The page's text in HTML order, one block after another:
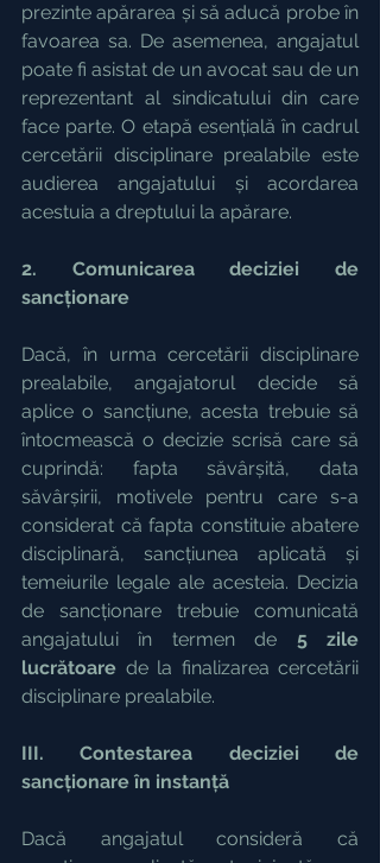
prezinte apărarea și să aducă probe în
favoarea sa. De asemenea, angajatul
poate fi asistat de un avocat sau de un
reprezentant al sindicatului din care
face parte. O etapă esențială în cadrul
cercetării disciplinare prealabile este
audierea angajatului și acordarea
acestuia a dreptului la apărare.
2. Comunicarea deciziei de
sancționare
Dacă, în urma cercetării disciplinare
prealabile, angajatorul decide să
aplice o sancțiune, acesta trebuie să
întocmească o decizie scrisă care să
cuprindă: fapta săvârșită, data
săvârșirii, motivele pentru care s-a
considerat că fapta constituie abatere
disciplinară, sancțiunea aplicată și
temeiurile legale ale acesteia. Decizia
de sancționare trebuie comunicată
angajatului în termen de 5 zile
lucrătoare de la finalizarea cercetării
disciplinare prealabile.
III. Contestarea deciziei de
sancționare în instanță
Dacă angajatul consideră că